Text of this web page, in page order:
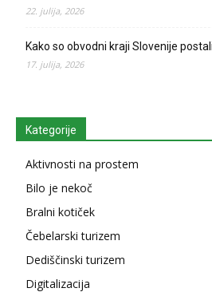
22. julija, 2026
Kako so obvodni kraji Slovenije
17. julija, 2026
Kategorije
Aktivnosti na prostem
Bilo je nekoč
Bralni kotiček
Čebelarski turizem
Dediščinski turizem
Digitalizacija